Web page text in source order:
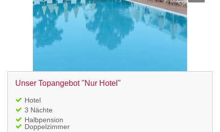
Unser Topangebot "Nur Hotel"
Hotel
3 Nächte
Halbpension
Doppelzimmer